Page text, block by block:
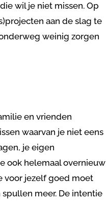
wil je niet missen. Op
aan de slag te
weinig zorgen
en vrienden
waarvan je niet eens
je eigen
ook helemaal overnieuw
voor jezelf goed moet
meer. De intentie